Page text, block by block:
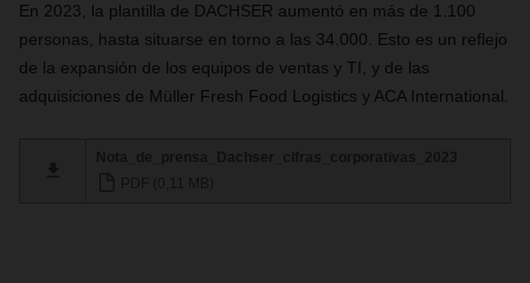
En 2023, la plantilla de DACHSER aumentó en más de 1.100
personas, hasta situarse en torno a las 34.000. Esto es un reflejo
de la expansión de los equipos de ventas y TI, y de las
adquisiciones de Müller Fresh Food Logistics y ACA International.